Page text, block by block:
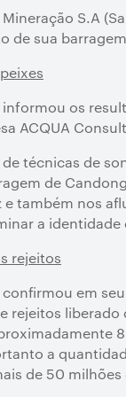
Mineração S.A
de sua
informou os
ACQUA
técnicas de
de
e também nos
a identidade
rejeitos
confirmou em
rejeitos
a
de 50